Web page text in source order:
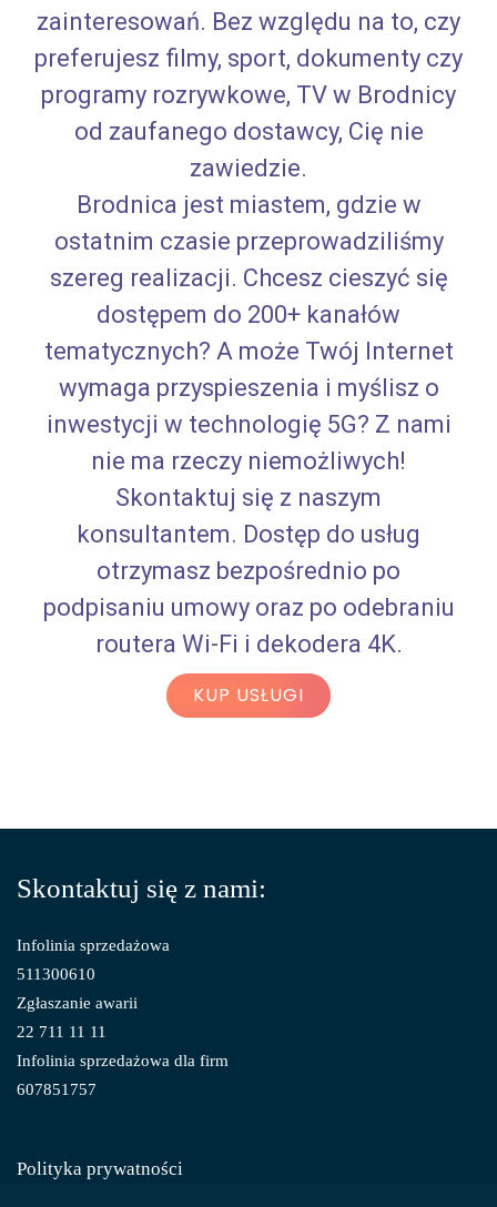
zainteresowań. Bez względu na to, czy
preferujesz filmy, sport, dokumenty czy
programy rozrywkowe, TV w Brodnicy
od zaufanego dostawcy, Cię nie
zawiedzie.
Brodnica jest miastem, gdzie w
ostatnim czasie przeprowadziliśmy
szereg realizacji. Chcesz cieszyć się
dostępem do 200+ kanałów
tematycznych? A może Twój Internet
wymaga przyspieszenia i myślisz o
inwestycji w technologię 5G? Z nami
nie ma rzeczy niemożliwych!
Skontaktuj się z naszym
konsultantem. Dostęp do usług
otrzymasz bezpośrednio po
podpisaniu umowy oraz po odebraniu
routera Wi-Fi i dekodera 4K.
KUP USŁUGI
Skontaktuj się z nami:
Infolinia sprzedażowa
511300610
Zgłaszanie awarii
22 711 11 11
Infolinia sprzedażowa dla firm
607851757
Polityka prywatności